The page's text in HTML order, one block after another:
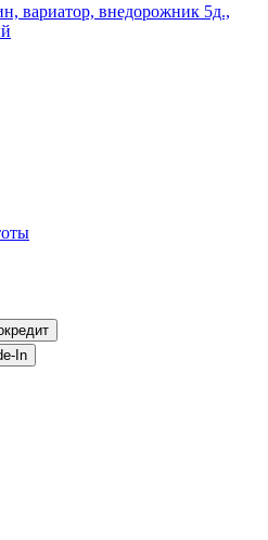
вариатор, внедорожник 5д.,
In